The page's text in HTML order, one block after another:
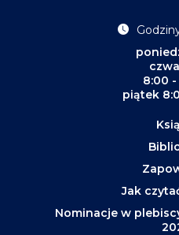
8:00 -
piątek
Jak
Nominacje w